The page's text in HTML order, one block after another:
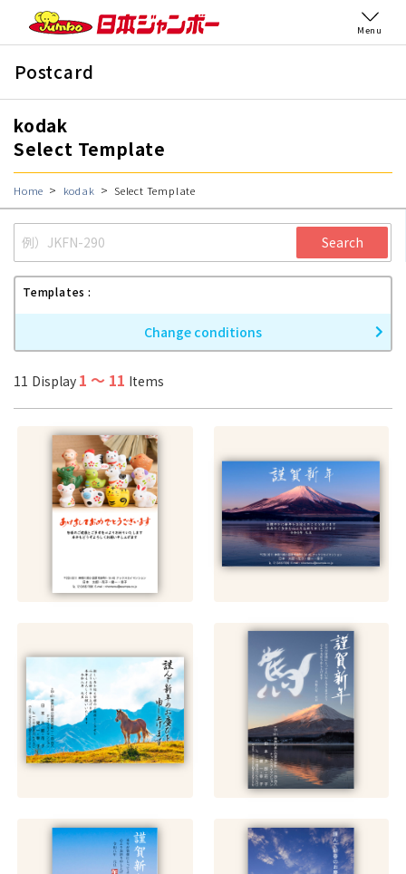
Menu
Postcard
kodak
Select Template
Home kodak Select Template
Search
Templates
Change conditions
11 Display 1 〜 11 Items